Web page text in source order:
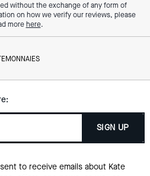
without the exchange of any form of
on how we verify our reviews, please
morehere.
SIGN UP
to receive emails about Kate